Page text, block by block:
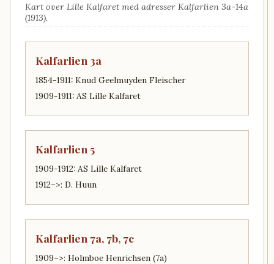
Kart over Lille Kalfaret med adresser Kalfarlien 3a-14a
(1913).
Kalfarlien 3a
1854-1911: Knud Geelmuyden Fleischer
1909-1911: AS Lille Kalfaret
Kalfarlien 5
1909-1912: AS Lille Kalfaret
1912–>: D. Huun
Kalfarlien 7a, 7b, 7c
1909–>: Holmboe Henrichsen (7a)